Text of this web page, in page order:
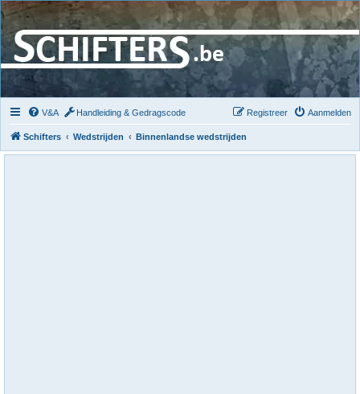
V&A Handleiding & Gedragscode Aanmelden
Registreer
Schifters Wedstrijden Binnenlandse wedstrijden